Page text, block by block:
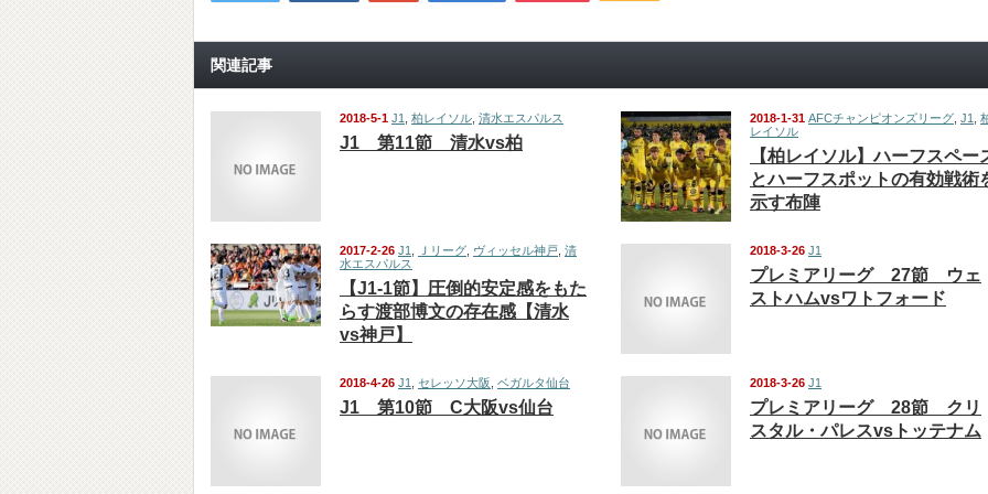
関連記事
2018-5-1 J1 柏レイソル 清水エスパルス
J1 第11節 清水vs柏
2018-1-31 AFCチャンピオンズリーグ J1
レイソル
【柏レイソル】ハーフスペー
とハーフスポットの有効戦術
示す布陣
2017-2-26 J1 Ｊリーグ ヴィッセル神戸 清
水エスパルス
【J1-1節】圧倒的安定感をもた
らす渡部博文の存在感【清水
vs神戸】
2018-3-26 J1
プレミアリーグ 27節 ウェ
ストハムvsワトフォード
2018-4-26 J1 セレッソ大阪 ベガルタ仙台
J1 第10節 C大阪vs仙台
2018-3-26 J1
プレミアリーグ 28節 クリ
スタル・パレスvsトッテナム